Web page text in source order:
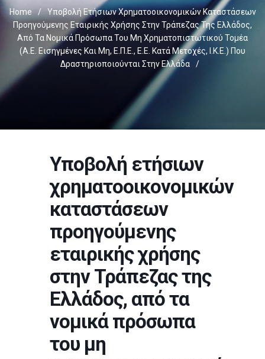
Home /
Υποβολή Ετήσιων Χρηματοοικονομικών Καταστάσεων
Προηγούμενης Εταιρικής Χρήσης Στην Τράπεζας Της Ελλάδος,
Από Τα Νομικά Πρόσωπα Του Μη Χρηματοπιστωτικού Τομέα
(Α.Ε. Εισηγμένες Και Μη, Ε.Π.Ε., Ε.Ε. Κατά Μετοχές, Ι.Κ.Ε.) Που
Δραστηριοποιούνται Στην Ελλάδα
/
Υποβολή ετήσιων
χρηματοοικονομικών
καταστάσεων
προηγούμενης
εταιρικής χρήσης
στην Τράπεζας της
Ελλάδος, από τα
νομικά πρόσωπα
του μη